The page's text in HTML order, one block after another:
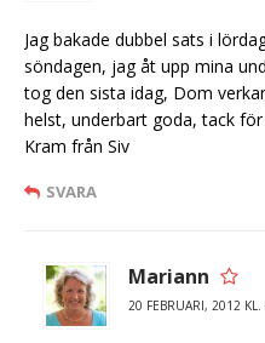
Jag bakade dubbel sats i
söndagen, jag åt upp mina
tog den sista idag, Dom
helst, underbart goda, tack
Kram från Siv
SVARA
Mariann
20 FEBRUARI, 2012